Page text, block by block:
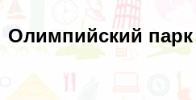
Олимпийский парк